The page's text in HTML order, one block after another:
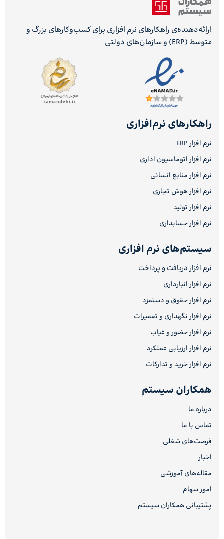
ارائه‌دهنده‌ی راهکارهای نرم افزاری برای کسب‌وکارهای بزرگ و
متوسط (ERP) و سازمان‌های دولتی
راهکارهای نرم‌افزاری
نرم افزار ERP
نرم افزار اتوماسیون اداری
نرم افزار منابع انسانی
نرم افزار هوش تجاری
نرم افزار تولید
نرم افزار حسابداری
سیستم‌های نرم افزاری
نرم افزار دریافت و پرداخت
نرم افزار انبارداری
نرم افزار حقوق و دستمزد
نرم افزار نگهداری و تعمیرات
نرم افزار حضور و غیاب
نرم افزار ارزیابی عملکرد
نرم افزار خرید و تدارکات
همکاران سیستم
درباره ما
تماس با ما
فرصت‌های شغلی
اخبار
مقاله‌های آموزشی
امور سهام
پشتیبانی همکاران سیستم